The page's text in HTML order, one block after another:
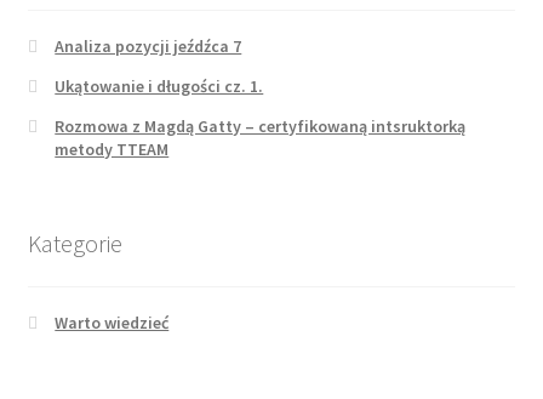
Analiza pozycji jeźdźca 7
Ukątowanie i długości cz. 1.
Rozmowa z Magdą Gatty – certyfikowaną intsruktorką
metody TTEAM
Kategorie
Warto wiedzieć